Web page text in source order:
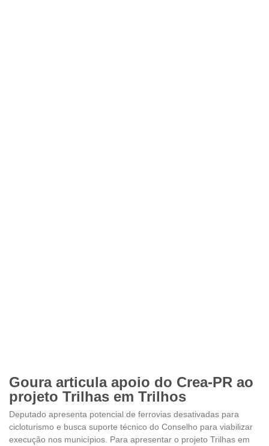
Goura articula apoio do Crea-PR ao
projeto Trilhas em Trilhos
Deputado apresenta potencial de ferrovias desativadas para
cicloturismo e busca suporte técnico do Conselho para viabilizar
execução nos municípios. Para apresentar o projeto Trilhas em